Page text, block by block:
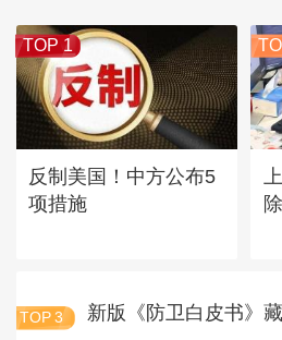
TOP 1
反制美国！中方公布5
项措施
TOP 3 新版《防卫白皮书》